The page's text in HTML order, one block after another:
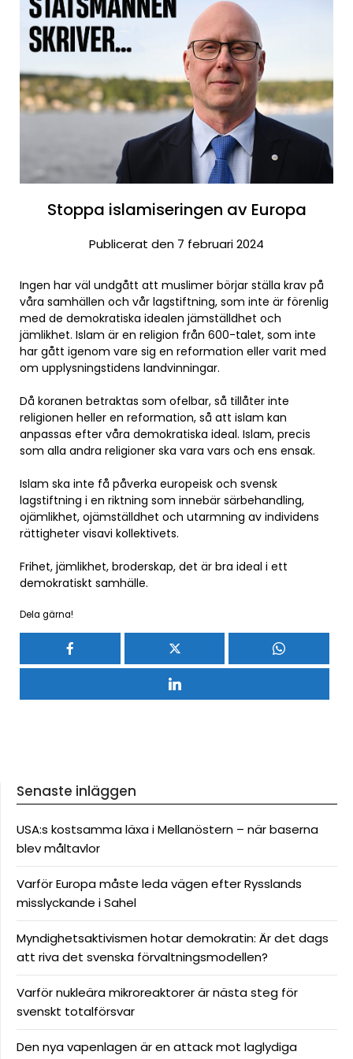
Stoppa islamiseringen av Europa
Publicerat den 7 februari 2024
Ingen har väl undgått att muslimer börjar ställa krav på
våra samhällen och vår lagstiftning, som inte är förenlig
med de demokratiska idealen jämställdhet och
jämlikhet. Islam är en religion från 600-talet, som inte
har gått igenom vare sig en reformation eller varit med
om upplysningstidens landvinningar.
Då koranen betraktas som ofelbar, så tillåter inte
religionen heller en reformation, så att islam kan
anpassas efter våra demokratiska ideal. Islam, precis
som alla andra religioner ska vara vars och ens ensak.
Islam ska inte få påverka europeisk och svensk
lagstiftning i en riktning som innebär särbehandling,
ojämlikhet, ojämställdhet och utarmning av individens
rättigheter visavi kollektivets.
Frihet, jämlikhet, broderskap, det är bra ideal i ett
demokratiskt samhälle.
Dela gärna!
Senaste inläggen
USA:s kostsamma läxa i Mellanöstern – när baserna
blev måltavlor
Varför Europa måste leda vägen efter Rysslands
misslyckande i Sahel
Myndighetsaktivismen hotar demokratin: Är det dags
att riva det svenska förvaltningsmodellen?
Varför nukleära mikroreaktorer är nästa steg för
svenskt totalförsvar
Den nya vapenlagen är en attack mot laglydiga